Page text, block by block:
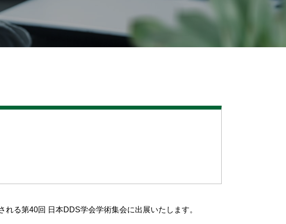
ミル
ド
る第40回 日本DDS学会学術集会に出展いたします。